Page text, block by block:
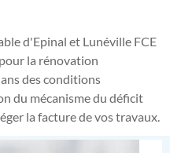
d'Epinal et Lunéville FCE
la rénovation
des conditions
du mécanisme du déficit
la facture de vos travaux.